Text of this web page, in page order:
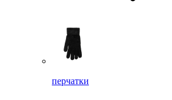
перчатки